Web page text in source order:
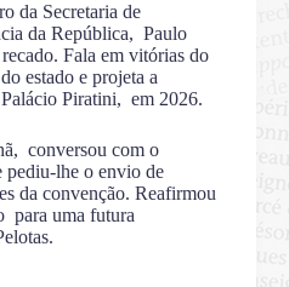
da Secretaria de
da República, Paulo
Fala em vitórias do
estado e projeta a
Piratini, em 2026.
conversou com o
pediu-lhe o envio de
da convenção. Reafirmou
para uma futura